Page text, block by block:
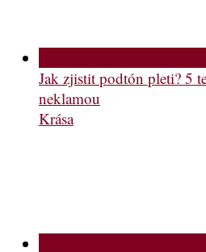
Jak zjistit podtón pleti? 5
neklamou
Krása